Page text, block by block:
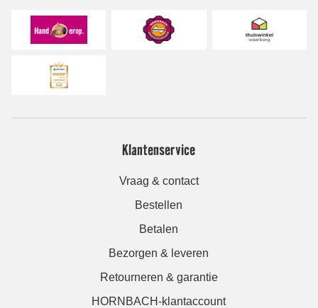
Klantenservice
Vraag & contact
Bestellen
Betalen
Bezorgen & leveren
Retourneren & garantie
HORNBACH-klantaccount